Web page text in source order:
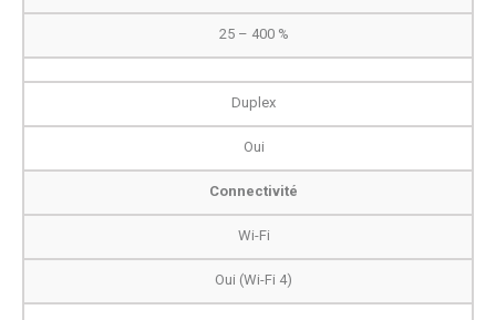
25 – 400 %
Duplex
Oui
Connectivité
Wi-Fi
Oui (Wi-Fi 4)